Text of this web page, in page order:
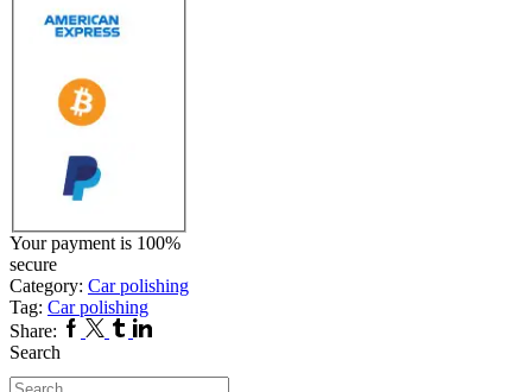
Your payment is 100%
secure
Category: Car polishing
Tag: Car polishing
Share: Facebook
Twitter
TumblrLinkedin
Search